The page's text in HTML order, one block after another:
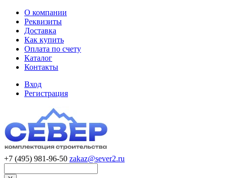
О компании
Реквизиты
Доставка
Как купить
Оплата по счету
Каталог
Контакты
Вход
Регистрация
+7 (495) 981-96-50 zakaz@sever2.ru